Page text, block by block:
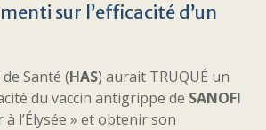
sur l’efficacité d’un
Santé (HAS) aurait TRUQUÉ un
du vaccin antigrippe de SANOFI
l’Élysée » et obtenir son